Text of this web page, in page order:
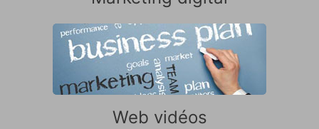
Web vidéos